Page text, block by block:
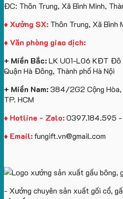
ĐC: Thôn Trung, Xã Bình Minh,
♦ Xưởng SX: Thôn Trung, Xã Bình
♦ Văn phòng giao dịch:
+ Miền Bắc:LK U01-L06 KĐT Đô
Quận Hà Đông, Thành phố Hà Nội
+ Miền Nam:384/2G2 Cộng Hòa,
TP. HCM
♦ Hotline - Zalo:0397.184.595
♦ Email:fungift.vn@gmail.com
- Xưởng chuyên sản xuất gối cổ,